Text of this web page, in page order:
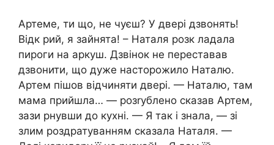
Артеме, ти що, не чуєш? У двері дзвонять!
Відк рий, я зайнята! – Наталя розк ладала
пироги на аркуш. Дзвінок не переставав
дзвонити, що дуже насторожило Наталю.
Артем пішов відчиняти двері. — Наталю, там
мама прийшла… — розrублено сказав Артем,
зази рнувши до кухні. — Я так і знала, — зі
злим роздратуванням сказала Наталя. —